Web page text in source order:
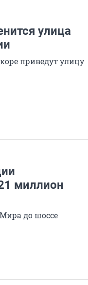
улица
приведут улицу
миллион
до шоссе